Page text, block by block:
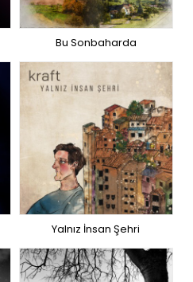
Bu Sonbaharda
Yalnız İnsan Şehri